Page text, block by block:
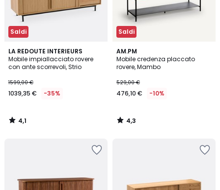
Saldi
LA REDOUTE INTERIEURS
Mobile impiallacciato rovere
con ante scorrevoli, Strio
1599,00 €
1039,35 € -35%
4,1
/ 5
4,1
/
Saldi
AM.PM
Mobile credenza placcato
rovere, Mambo
529,00 €
476,10 € -10%
4,3
/ 5
4,3
/